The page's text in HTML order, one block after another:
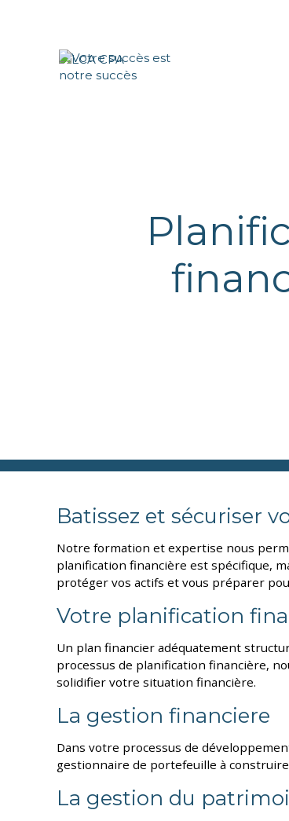
Batissez et sécuriser
Notre formation et expertise nous
planification financière est spécifique,
protéger vos actifs et vous préparer
Votre planification
Un plan financier adéquatement
processus de planification financière,
solidifier votre situation financière.
La gestion financiere
Dans votre processus de
gestionnaire de portefeuille à
La gestion du